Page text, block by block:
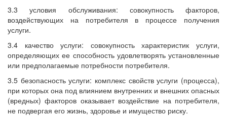
3.3 условия обслуживания: совокупность факторов,
воздействующих на потребителя в процессе получения
услуги.
3.4 качество услуги: совокупность характеристик услуги,
определяющих ее способность удовлетворять установленные
или предполагаемые потребности потребителя.
3.5 безопасность услуги: комплекс свойств услуги (процесса),
при которых она под влиянием внутренних и внешних опасных
(вредных) факторов оказывает воздействие на потребителя,
не подвергая его жизнь, здоровье и имущество риску.